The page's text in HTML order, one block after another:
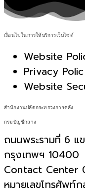
เงื่อนไขในการให้บริการเว็บไซต์
Website
Privacy
Website
สำนักงานปลัดกระทรวงการคลัง
กรมบัญชีกลาง
ถนนพระรามที่ 6
กรุงเทพฯ 10400
Contact Center
หมายเลขโทรศัพ